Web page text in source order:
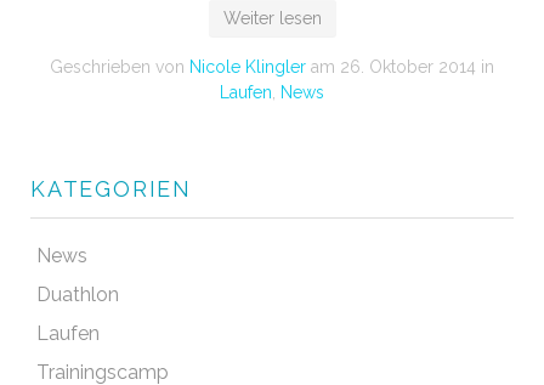
Weiter lesen
Geschrieben von Nicole Klingler am 26. Oktober 2014 in
Laufen
News
KATEGORIEN
News
Duathlon
Laufen
Trainingscamp